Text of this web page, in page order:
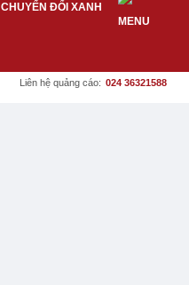
CHUYỂN ĐỔI XANH
Liên hệ quảng cáo: 024 36321588